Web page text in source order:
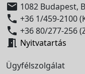
 1082 Budapest,
 +36 1/459-2100
 +36 80/277-256
 Nyitvatartás
Ügyfélszolgálat